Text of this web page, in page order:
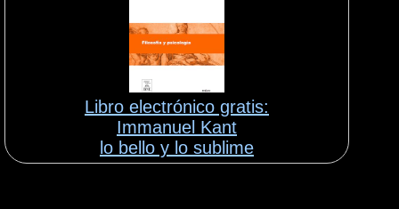
Libro electrónico gratis:
Immanuel Kant
lo bello y lo sublime